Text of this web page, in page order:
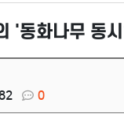
'동화나무 동
0